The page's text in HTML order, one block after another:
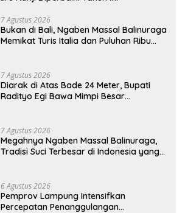
7 Agustus 2026
Bukan di Bali, Ngaben Massal Balinuraga
Memikat Turis Italia dan Puluhan Ribu
7 Agustus 2026
Diarak di Atas Bade 24 Meter, Bupati
Radityo Egi Bawa Mimpi Besar
7 Agustus 2026
Megahnya Ngaben Massal Balinuraga,
Tradisi Suci Terbesar di Indonesia yang
6 Agustus 2026
Pemprov Lampung Intensifkan
Percepatan Penanggulangan